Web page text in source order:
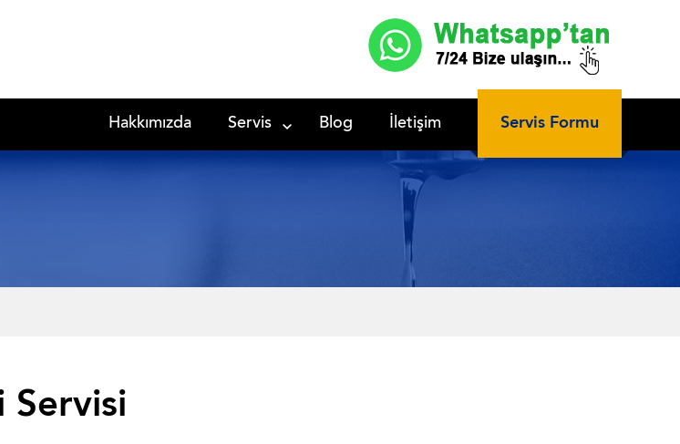
Hakkımızda Servis Blog İletişim Servis Formu
Servisi